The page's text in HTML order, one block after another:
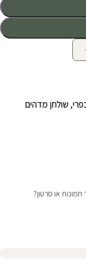
שולחן מדהים
או סרטון?